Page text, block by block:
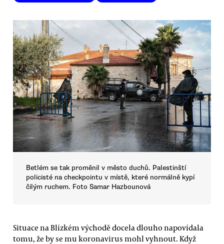
Betlém se tak proměnil v město duchů. Palestinští
policisté na checkpointu v místě, které normálně kypí
čilým ruchem. Foto Samar Hazbounová
Situace na Blízkém východě docela dlouho napovídala
tomu, že by se mu koronavirus mohl vyhnout. Když